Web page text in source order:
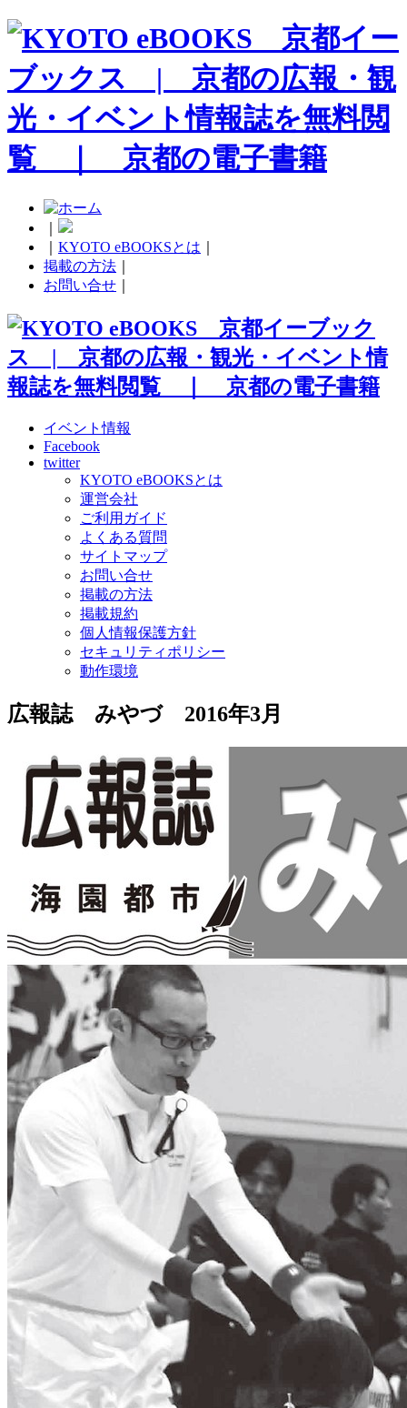
KYOTO eBOOKSとは
掲載の方法
お問い合せ
イベント情報
Facebook
twitter
KYOTO eBOOKSとは
運営会社
ご利用ガイド
よくある質問
サイトマップ
お問い合せ
掲載の方法
掲載規約
個人情報保護方針
セキュリティポリシー
動作環境
広報誌 みやづ 2016年3月